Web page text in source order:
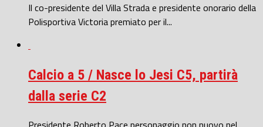
Il co-presidente del Villa Strada e presidente onorario della
Polisportiva Victoria premiato per il...
Calcio a 5 / Nasce lo Jesi C5, partirà
dalla serie C2